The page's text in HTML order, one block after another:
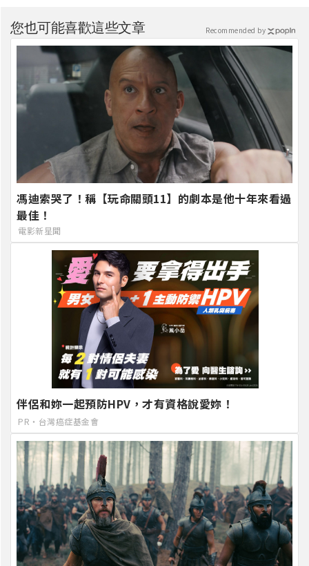
您也可能喜歡這些文章
馮迪索哭了！稱【玩命關頭11】的劇本是他十年來看過
最佳！
電影新星聞
伴侶和妳一起預防HPV，才有資格說愛妳！
PR・台灣癌症基金會
Recommended by